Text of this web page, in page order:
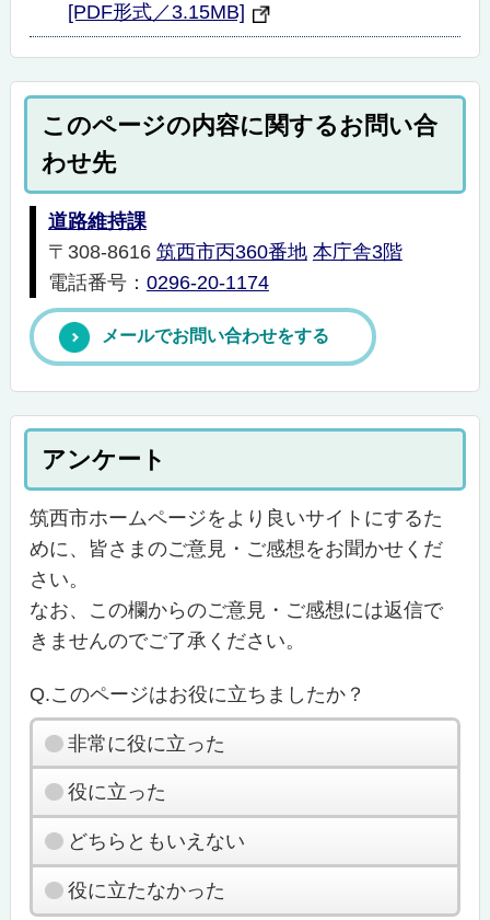
[PDF形式／3.15MB]
このページの内容に関するお問い合
わせ先
道路維持課
〒308-8616 筑西市丙360番地 本庁舎3階
電話番号： 0296-20-1174
メールでお問い合わせをする
アンケート
筑西市ホームページをより良いサイトにするた
めに、皆さまのご意見・ご感想をお聞かせくだ
さい。
なお、この欄からのご意見・ご感想には返信で
きませんのでご了承ください。
Q.このページはお役に立ちましたか？
非常に役に立った
役に立った
どちらともいえない
役に立たなかった